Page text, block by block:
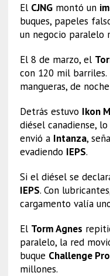
El CJNGmontó un
buques, papeles
un negocio paralelo
El 8 de marzo, el
con 120 mil barriles.
mangueras, de
Detrás estuvo Ikon
diésel canadiense, lo
envió a Intanza,
evadiendo IEPS.
Si el diésel se
IEPS. Con
cargamento valía
El Torm Agnes
paralelo, la red
buque Challenge
millones.